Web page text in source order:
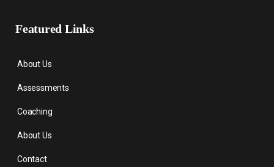
Featured Links
About Us
Assessments
Coaching
About Us
Contact